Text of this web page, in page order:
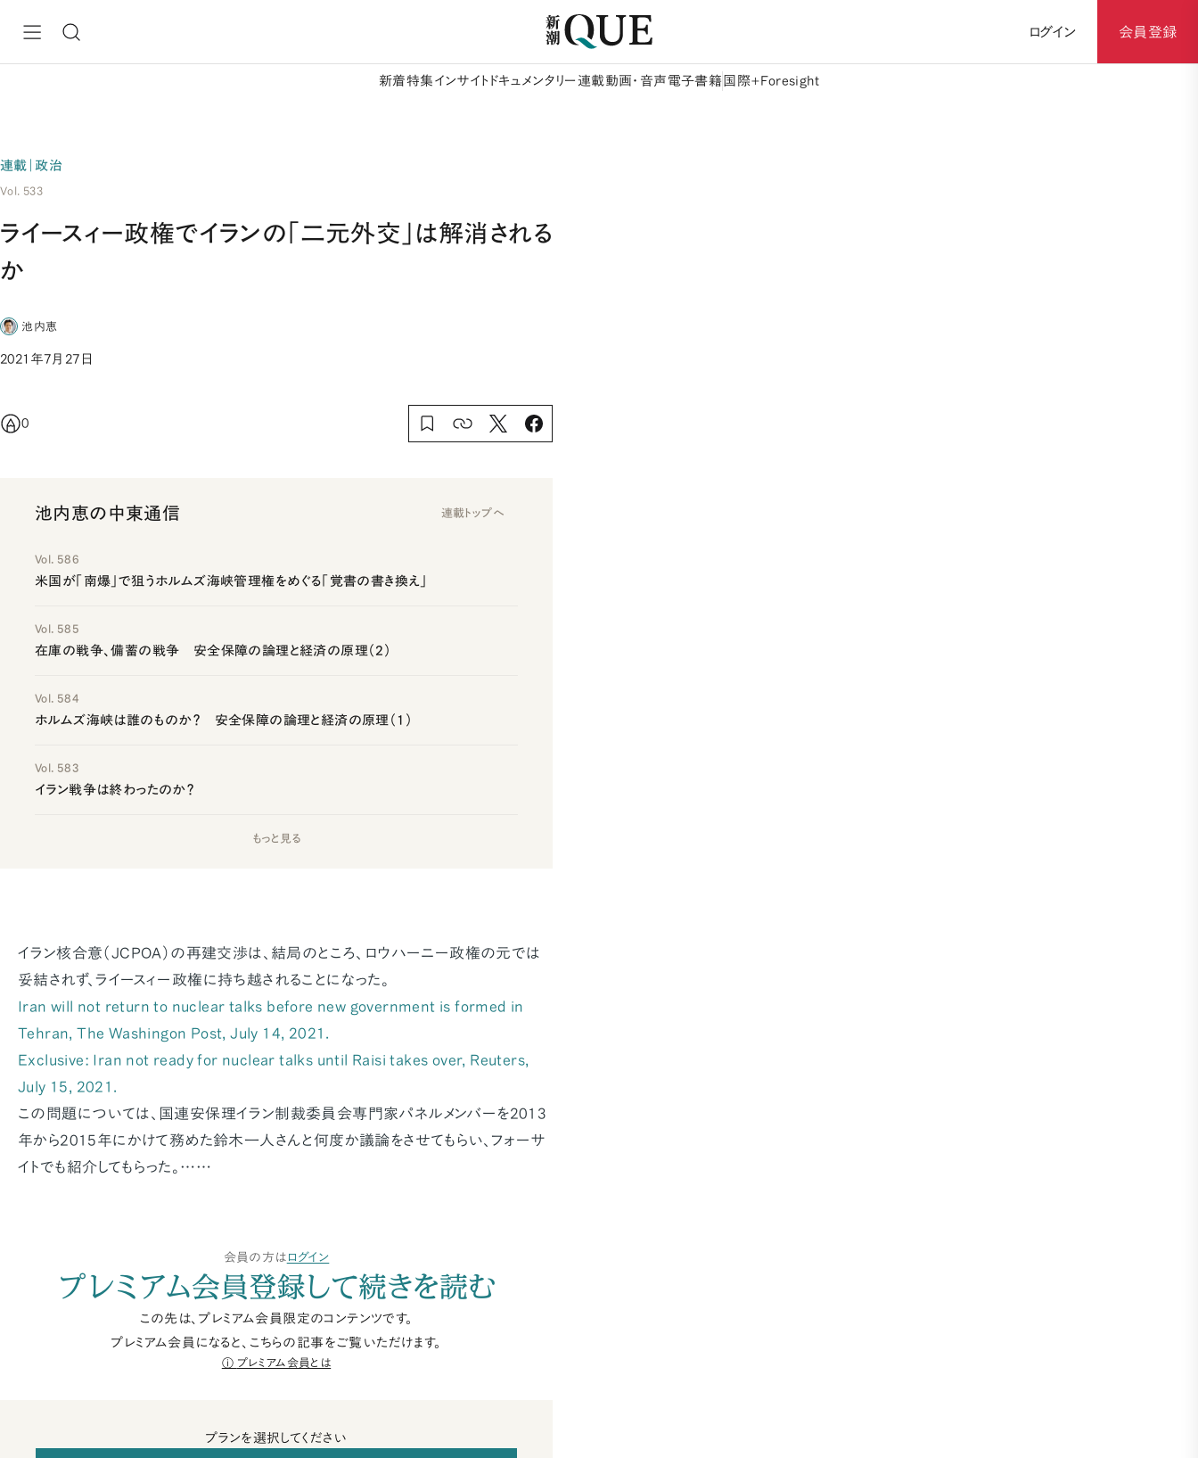
ログイン 会員登録
新着特集 インサイト ドキュメンタリー 連載動画・音声 電子書籍 国際+Foresight
連載｜政治
Vol. 533
ライースィー政権でイランの「二元外交」は解消される
か
池内恵
2021年7月27日
0
池内恵の中東通信 連載トップへ
Vol. 586
米国が「南爆」で狙うホルムズ海峡管理権をめぐる「覚書の書き換え」
Vol. 585
在庫の戦争、備蓄の戦争 安全保障の論理と経済の原理（2）
Vol. 584
ホルムズ海峡は誰のものか？ 安全保障の論理と経済の原理（1）
Vol. 583
イラン戦争は終わったのか？
もっと見る
イラン核合意（JCPOA）の再建交渉は、結局のところ、ロウハーニー政権の元では
妥結されず、ライースィー政権に持ち越されることになった。
Iran will not return to nuclear talks before new government is formed in
Tehran,The Washingon Post, July 14, 2021.
Exclusive: Iran not ready for nuclear talks until Raisi takes over, Reuters,
July 15, 2021.
この問題については、国連安保理イラン制裁委員会専門家パネルメンバーを2013
年から2015年にかけて務めた鈴木一人さんと何度か議論をさせてもらい、フォーサ
イトでも紹介してもらった。……
会員の方は ログイン
プレミアム会員登録して続きを読む
この先は、プレミアム会員限定のコンテンツです。
プレミアム会員になると、こちらの記事をご覧いただけます。
プレミアム会員とは
プランを選択してください